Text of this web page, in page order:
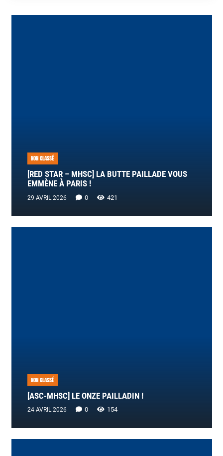
NON CLASSÉ
[RED STAR – MHSC] LA BUTTE PAILLADE VOUS
EMMÈNE À PARIS !
29 AVRIL 2026 0 421
NON CLASSÉ
[ASC-MHSC] LE ONZE PAILLADIN !
24 AVRIL 2026 0 154